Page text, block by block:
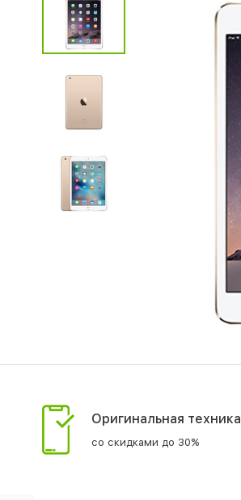
Оригинальная техника
со скидками до 30%